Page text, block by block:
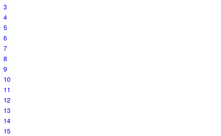
3
4
5
6
7
8
9
10
11
12
13
14
15